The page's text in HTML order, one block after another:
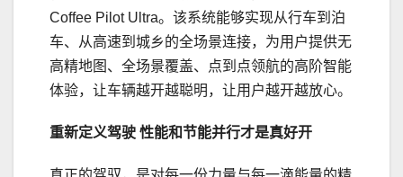
Coffee Pilot Ultra。该系统能够实现从行车到泊
车、从高速到城乡的全场景连接，为用户提供无
高精地图、全场景覆盖、点到点领航的高阶智能
体验，让车辆越开越聪明，让用户越开越放心。
重新定义驾驶 性能和节能并行才是真好开